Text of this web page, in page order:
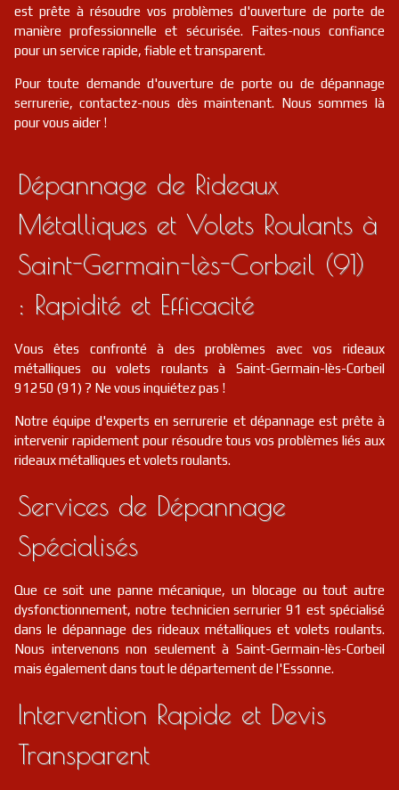
est prête à résoudre vos problèmes d'ouverture de porte de
manière professionnelle et sécurisée. Faites-nous confiance
pour un service rapide, fiable et transparent.
Pour toute demande d'ouverture de porte ou de dépannage
serrurerie, contactez-nous dès maintenant. Nous sommes là
pour vous aider !
Dépannage de Rideaux
Métalliques et Volets Roulants à
Saint-Germain-lès-Corbeil (91)
: Rapidité et Efficacité
Vous êtes confronté à des problèmes avec vos rideaux
métalliques ou volets roulants à Saint-Germain-lès-Corbeil
91250 (91) ? Ne vous inquiétez pas !
Notre équipe d'experts en serrurerie et dépannage est prête à
intervenir rapidement pour résoudre tous vos problèmes liés aux
rideaux métalliques et volets roulants.
Services de Dépannage
Spécialisés
Que ce soit une panne mécanique, un blocage ou tout autre
dysfonctionnement, notre technicien serrurier 91 est spécialisé
dans le dépannage des rideaux métalliques et volets roulants.
Nous intervenons non seulement à Saint-Germain-lès-Corbeil
mais également dans tout le département de l'Essonne.
Intervention Rapide et Devis
Transparent